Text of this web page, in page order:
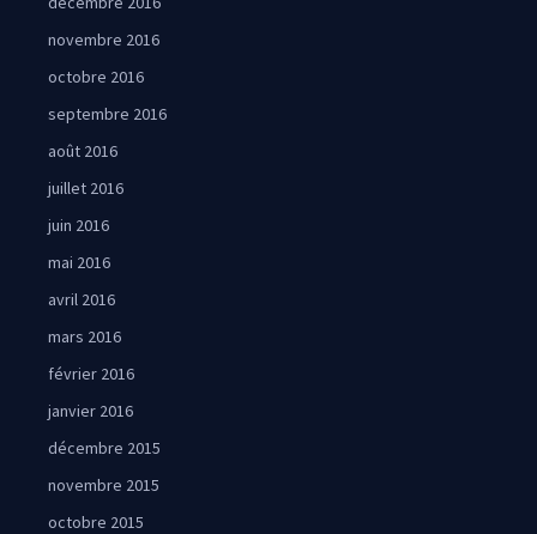
novembre 2016
octobre 2016
septembre 2016
août 2016
juillet 2016
juin 2016
mai 2016
avril 2016
mars 2016
février 2016
janvier 2016
décembre 2015
novembre 2015
octobre 2015